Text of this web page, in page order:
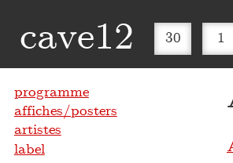
cave12 30 1
programme
affiches/posters
artistes
label